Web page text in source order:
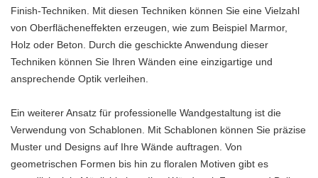
Finish-Techniken. Mit diesen Techniken können Sie eine Vielzahl
von Oberflächeneffekten erzeugen, wie zum Beispiel Marmor,
Holz oder Beton. Durch die geschickte Anwendung dieser
Techniken können Sie Ihren Wänden eine einzigartige und
ansprechende Optik verleihen.
Ein weiterer Ansatz für professionelle Wandgestaltung ist die
Verwendung von Schablonen. Mit Schablonen können Sie präzise
Muster und Designs auf Ihre Wände auftragen. Von
geometrischen Formen bis hin zu floralen Motiven gibt es